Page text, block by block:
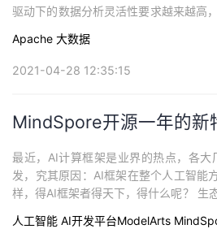
驱动下的数据分析灵活性要求越来越高
Data通过索引等加速技术让存储和计算
U和IO效率，实现万亿数据分析秒级响应
Apache 大数据
2021-04-28 12:35:15
MindSpore开源一年的新
最近，AI计算框架是业界的热点，各大
发，究其原因：AI框架在整个人工智能
样，得AI框架者得天下，得什么呢？ 生
人工智能 AI开发平台ModelArts